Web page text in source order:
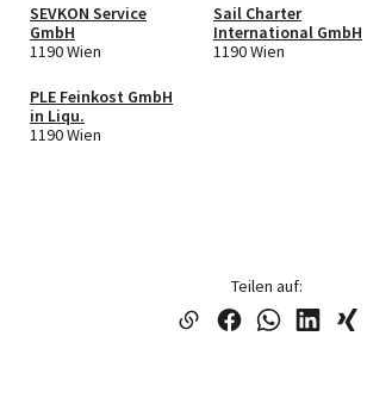
SEVKON Service
GmbH
1190 Wien
Sail Charter
International GmbH
1190 Wien
PLE Feinkost GmbH
in Liqu.
1190 Wien
Teilen auf: